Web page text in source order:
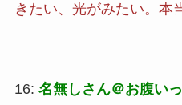
きたい、光がみたい。本
16: 名無しさん＠お腹いっ